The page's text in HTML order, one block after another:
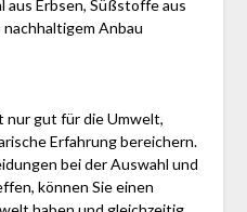
aus Erbsen, Süßstoffe aus
Anbau
nur gut für die Umwelt,
Erfahrung bereichern.
bei der Auswahl und
können Sie einen